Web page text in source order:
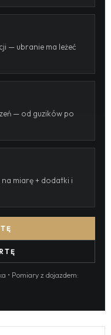
— ubranie ma leżeć
— od guzików po
miarę + dodatki i
• Pomiary z dojazdem: